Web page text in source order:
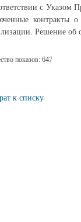
с Указом
контракты
Решение об
показов: 647
к списку